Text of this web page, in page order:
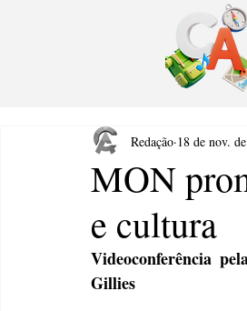
MON
e cultura
Redação 18 de nov.
Videoconferência
Gillies